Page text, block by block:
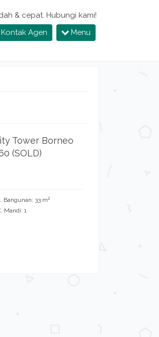
& cepat. Hubungi kami!
Kontak Agen
Menu
Tower Borneo
(SOLD)
Bangunan: 33 m2
Mandi: 1